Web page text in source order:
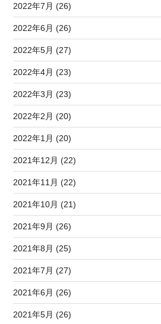
2022年7月 (26)
2022年6月 (26)
2022年5月 (27)
2022年4月 (23)
2022年3月 (23)
2022年2月 (20)
2022年1月 (20)
2021年12月 (22)
2021年11月 (22)
2021年10月 (21)
2021年9月 (26)
2021年8月 (25)
2021年7月 (27)
2021年6月 (26)
2021年5月 (26)